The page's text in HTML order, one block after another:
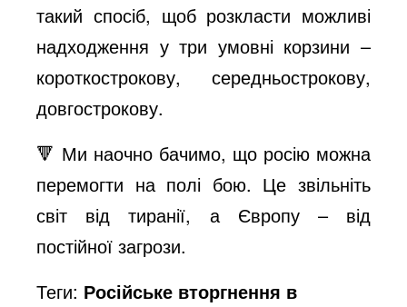
такий спосіб, щоб розкласти можливі
надходження у три умовні корзини –
короткострокову, середньострокову,
довгострокову.
🔻 Ми наочно бачимо, що росію можна
перемогти на полі бою. Це звільніть
світ від тиранії, а Європу – від
постійної загрози.
Теги: Російське вторгнення в